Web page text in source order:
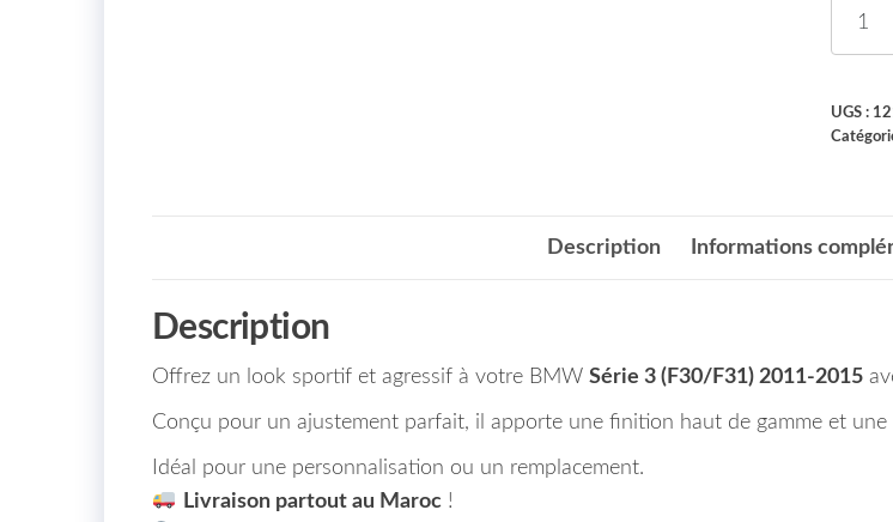
UGS :
Description Informations
Description
Offrez un look sportif et agressif à votre BMW Série 3 (F30/F31) 2011-2015
Conçu pour un ajustement parfait, il apporte une finition haut de gamme et une
Idéal pour une personnalisation ou un remplacement.
Livraison partout au Maroc!